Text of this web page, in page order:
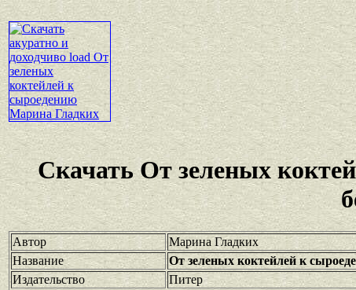
Скачать От зеленых
Автор
Марина Гладких
Название
От зеленых коктейлей к
Издательство
Питер